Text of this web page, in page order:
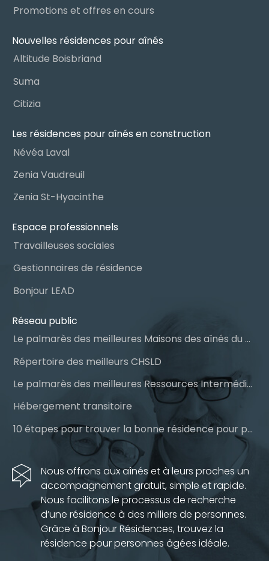
Promotions et offres en cours
Nouvelles résidences pour aînés
Altitude Boisbriand
Suma
Citizia
Les résidences pour aînés en construction
Névéa Laval
Zenia Vaudreuil
Zenia St-Hyacinthe
Espace professionnels
Travailleuses sociales
Gestionnaires de résidence
Bonjour LEAD
Réseau public
Le palmarès des meilleures Maisons des aînés du Québec
Répertoire des meilleurs CHSLD
Le palmarès des meilleures Ressources Intermédiaires (RI)
Hébergement transitoire
10 étapes pour trouver la bonne résidence pour personnes âgées
Nous offrons aux aînés et à leurs proches un
accompagnement gratuit, simple et rapide.
Nous facilitons le processus de recherche
d’une résidence à des milliers de personnes.
Grâce à Bonjour Résidences, trouvez la
résidence pour personnes âgées idéale.